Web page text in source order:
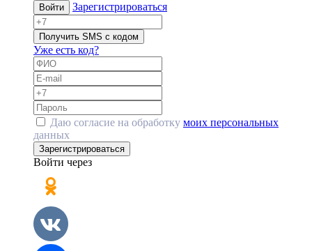
Войти Зарегистрироваться
Получить SMS с кодом
Уже есть код?
Даю согласие на обработку моих персональных
данных
Зарегистрироваться
Войти через